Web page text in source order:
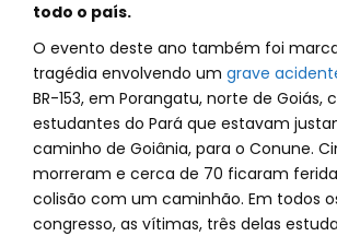
todo o país.
O evento deste ano também foi
tragédia envolvendo um grave
BR-153, em Porangatu, norte de Goiás,
estudantes do Pará que estavam
caminho de Goiânia, para o Conune.
morreram e cerca de 70 ficaram
colisão com um caminhão. Em todos
congresso, as vítimas, três delas